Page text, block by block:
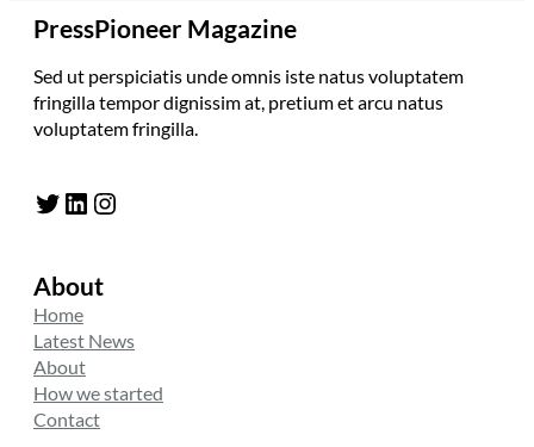
PressPioneer Magazine
Sed ut perspiciatis unde omnis iste natus voluptatem
fringilla tempor dignissim at, pretium et arcu natus
voluptatem fringilla.
Twitter LinkedIn Instagram
About
Home
Latest News
About
How we started
Contact